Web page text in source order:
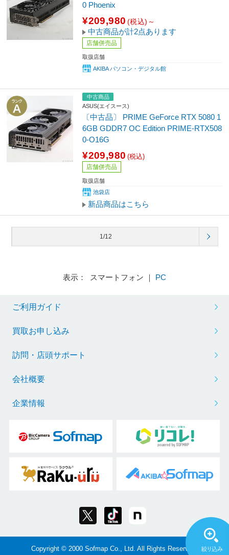
0 Phoenix
¥209,980 (税込)～
中古商品が計2点あります
店舗併売品
取扱店舗
AKIBA パソコン・デジタル館
中古商品
ASUS(エイスース)
〔中古品〕 PRIME GeForce RTX 5080 1
6GB GDDR7 OC Edition PRIME-RTX508
0-O16G
¥209,980 (税込)
店舗併売品
取扱店舗
池袋店
新品商品はこちら
1/12
表示： スマートフォン ｜ PC
ご利用ガイド
買取お申し込み
訪問・店頭サポート
会社概要
企業情報
Copyright © 2000 Sofmap Co., Ltd. All Rights Reserved.